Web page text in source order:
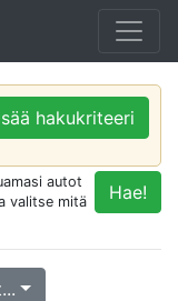
hakukriteeri
Hae!
autot
valitse mitä